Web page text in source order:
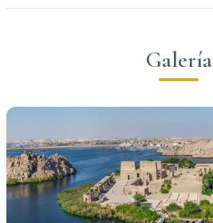
Galería